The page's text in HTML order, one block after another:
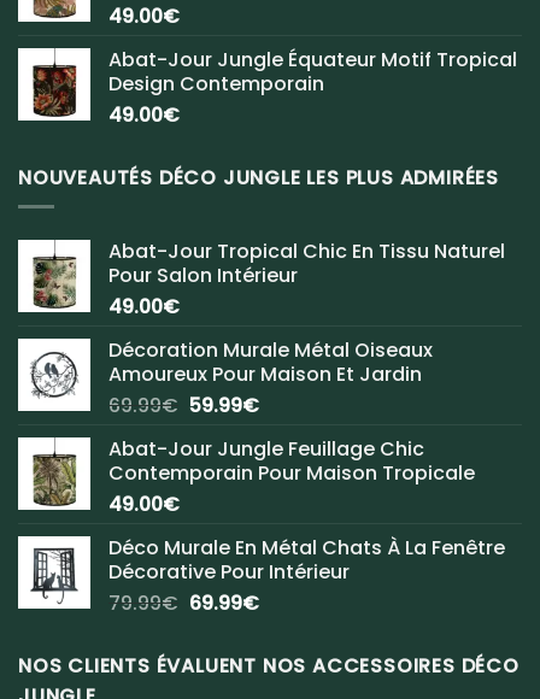
49.00€
Abat-Jour Jungle Équateur Motif Tropical
Design Contemporain
49.00€
NOUVEAUTÉS DÉCO JUNGLE LES PLUS ADMIRÉES
Abat-Jour Tropical Chic En Tissu Naturel
Pour Salon Intérieur
49.00€
Décoration Murale Métal Oiseaux
Amoureux Pour Maison Et Jardin
69.99€ Le
initial
était :
59.99€Le
actuel
est :
Abat-Jour Jungle Feuillage Chic
Contemporain Pour Maison Tropicale
49.00€
Déco Murale En Métal Chats À La Fenêtre
Décorative Pour Intérieur
79.99€ Le
initial
était :
69.99€Le
actuel
est :
NOS CLIENTS ÉVALUENT NOS ACCESSOIRES DÉCO